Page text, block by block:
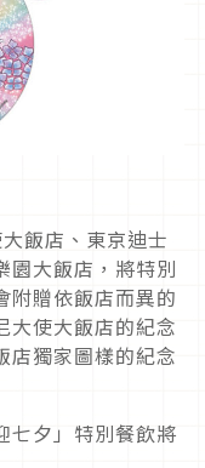
飯店、東京迪士
園大飯店，將特別
附贈依飯店而異的
大使大飯店的紀念
店獨家圖樣的紀念
七夕」特別餐飲將